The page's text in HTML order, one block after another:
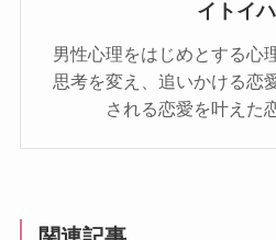
イトイ
男性心理をはじめとする心
思考を変え、追いかける恋
される恋愛を叶えた